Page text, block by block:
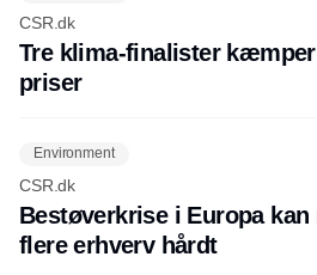
CSR.dk
Tre klima-finalister
priser
Environment
CSR.dk
Bestøverkrise i Europa kan
flere erhverv hårdt